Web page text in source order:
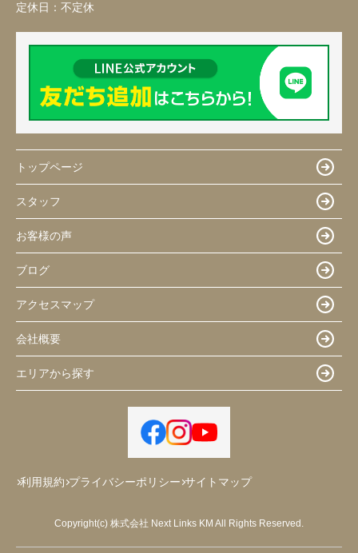
定休日： 不定休
トップページ
スタッフ
お客様の声
ブログ
アクセスマップ
会社概要
エリアから探す
利用規約 プライバシーポリシー サイトマップ
Copyright(c) 株式会社 Next Links KM All Rights Reserved.